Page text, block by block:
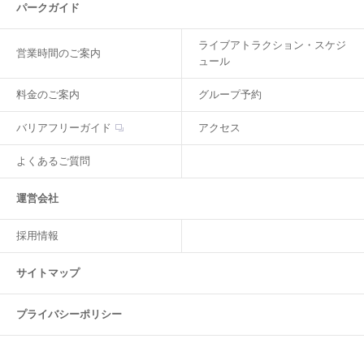
パークガイド
営業時間のご案内
ライブアトラクション・スケジ
ュール
料金のご案内 グループ予約
バリアフリーガイド アクセス
よくあるご質問
運営会社
採用情報
サイトマップ
プライバシーポリシー